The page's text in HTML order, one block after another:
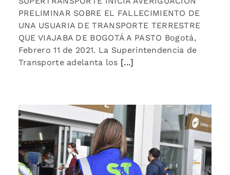
PRELIMINAR SOBRE EL FALLECIMIENTO DE
UNA USUARIA DE TRANSPORTE TERRESTRE
QUE VIAJABA DE BOGOTÁ A PASTO Bogotá,
Febrero 11 de 2021. La Superintendencia de
Transporte adelanta los [...]